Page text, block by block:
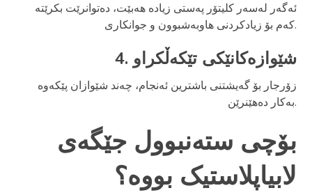
ئەگەر لەسەر کلیتۆر پەستی زیادە هەبێت، دەتوانرێت بکرێتە
کەم بۆ زیادکردنی هاوبەشبوون و جوانکاری.
4. شێوازەکانێکی تێکەڵکراو
زۆرجار بۆ گەیشتنی باشترین ئەنجام، چەند شێوازان پێکەوە
بەکار دەهێنرێن.
بۆچی ستەنبوول جێگەی
لابیاپلاستیک بووە؟